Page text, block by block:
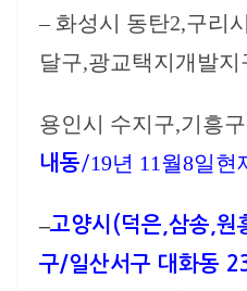
– 화성시 동탄2,구리
달구,광교택지개발지
용인시 수지구,기흥구
내동/19년 11월8일현
–고양시(덕은,삼송,원
구/일산서구 대화동